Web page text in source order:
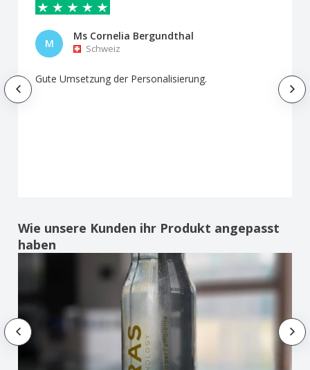
M
Ms Cornelia Bergundthal
Schweiz
Gute Umsetzung der Personalisierung.
Wie unsere Kunden ihr Produkt angepasst
haben